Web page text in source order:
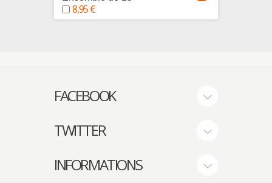
8,95 €
FACEBOOK
TWITTER
INFORMATIONS